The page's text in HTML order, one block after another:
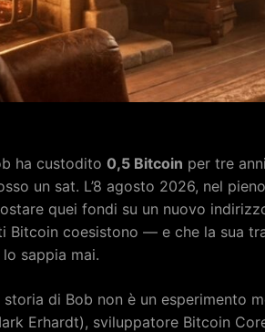
ha custodito 0,5 Bitcoin per tre
un sat. L’8 agosto 2026, nel
quei fondi su un nuovo
Bitcoin coesistono — e che la sua
lo sappia mai.
storia di Bob non è un esperimento
Erhardt), sviluppatore Bitcoin